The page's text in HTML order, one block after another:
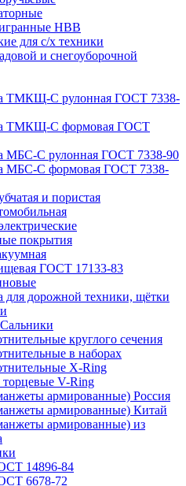
HBB
для с/х техники
и снегоуборочной
ТМКЩ-С рулонная ГОСТ 7338-
ТМКЩ-С формовая ГОСТ
МБС-С рулонная ГОСТ 7338-90
МБС-С формовая ГОСТ 7338-
и пористая
покрытия
ГОСТ 17133-83
для дорожной техники, щётки
круглого сечения
в наборах
Х-Ring
V-Ring
армированные) Россия
армированные) Китай
армированные) из
14896-84
6678-72